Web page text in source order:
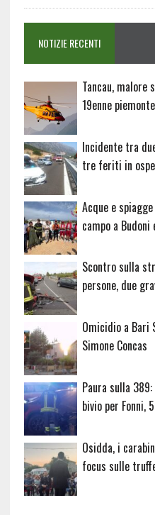
NOTIZIE RECENTI
Tancau, malore
19enne
Incidente tra
tre feriti in
Acque e
campo a Budoni
Scontro sulla
persone, due
Omicidio a Bari
Simone Concas
Paura sulla
bivio per Fonni,
Osidda, i
focus sulle